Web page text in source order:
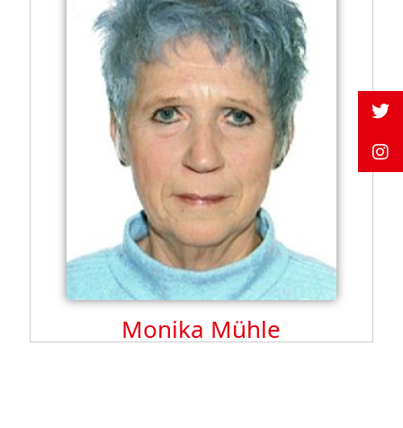
Monika Mühle